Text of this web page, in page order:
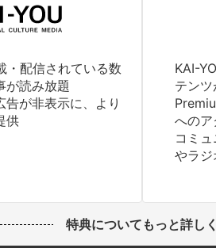
・配信されている数
が読み放題
告が非表示に、より
供
KAI-
テン
へのア
コミ
やラジ
特典についてもっと詳しく